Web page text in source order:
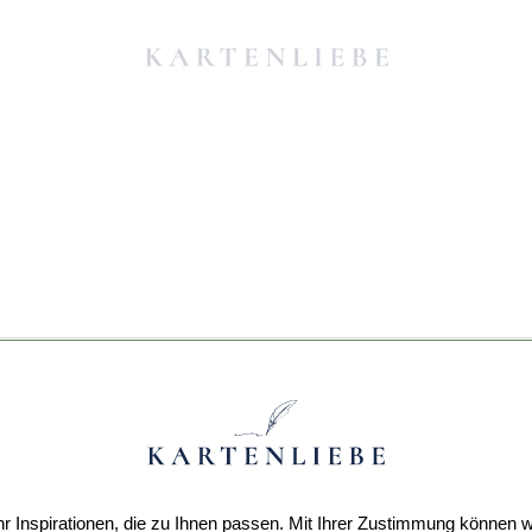
Inspirationen, die zu Ihnen passen. Mit Ihrer Zustimmung können